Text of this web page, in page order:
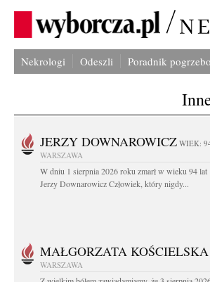
Nekrologi Odeszli Poradnik
JERZY DOWNAROWICZ WIEK:
WARSZAWA
W dniu 1 sierpnia 2026 roku zmarł w wieku 94 lat
Jerzy Downarowicz Człowiek, który nigdy...
MAŁGORZATA KOŚCIELSKA
WARSZAWA